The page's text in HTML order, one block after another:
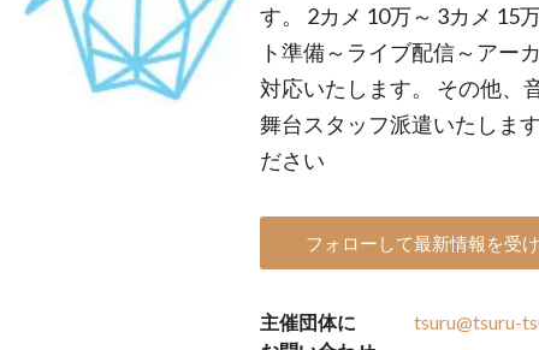
す。 2カメ 10万～ 3カメ 15
ト準備～ライブ配信～アー
対応いたします。 その他、
舞台スタッフ派遣いたしま
ださい
フォローして最新情報を受
主催団体に
tsuru@tsuru-